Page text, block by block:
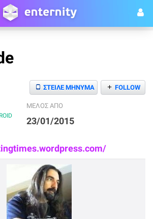
+ FOLLOW
ΣΤΕΙΛΕ ΜΗΝΥΜΑ
ΜΕΛΟΣ ΑΠΟ
23/01/2015